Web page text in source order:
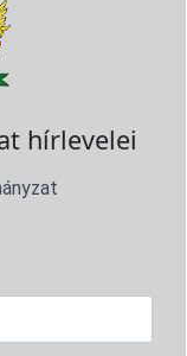
hírlevelei